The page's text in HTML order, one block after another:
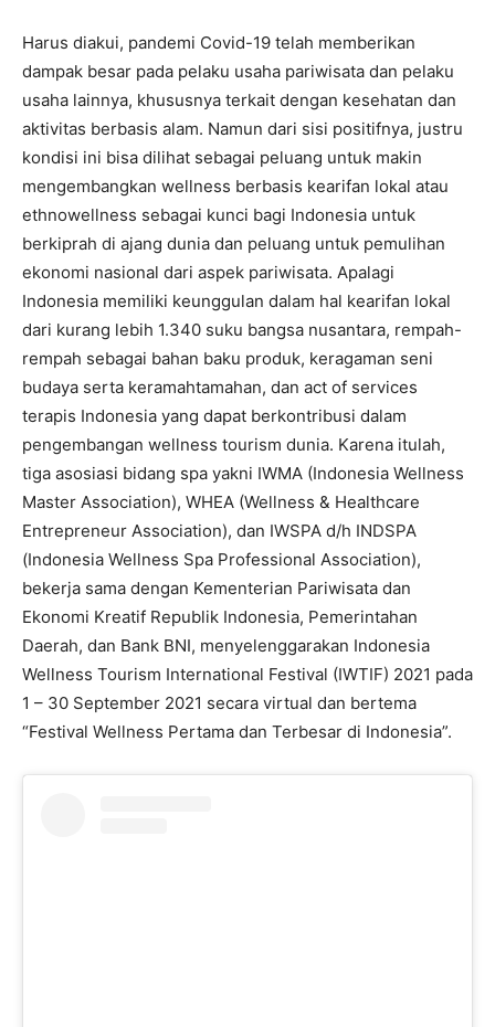
Harus diakui, pandemi Covid-19 telah memberikan
dampak besar pada pelaku usaha pariwisata dan pelaku
usaha lainnya, khususnya terkait dengan kesehatan dan
aktivitas berbasis alam. Namun dari sisi positifnya, justru
kondisi ini bisa dilihat sebagai peluang untuk makin
mengembangkan wellness berbasis kearifan lokal atau
ethnowellness sebagai kunci bagi Indonesia untuk
berkiprah di ajang dunia dan peluang untuk pemulihan
ekonomi nasional dari aspek pariwisata. Apalagi
Indonesia memiliki keunggulan dalam hal kearifan lokal
dari kurang lebih 1.340 suku bangsa nusantara, rempah-
rempah sebagai bahan baku produk, keragaman seni
budaya serta keramahtamahan, dan act of services
terapis Indonesia yang dapat berkontribusi dalam
pengembangan wellness tourism dunia. Karena itulah,
tiga asosiasi bidang spa yakni IWMA (Indonesia Wellness
Master Association), WHEA (Wellness & Healthcare
Entrepreneur Association), dan IWSPA d/h INDSPA
(Indonesia Wellness Spa Professional Association),
bekerja sama dengan Kementerian Pariwisata dan
Ekonomi Kreatif Republik Indonesia, Pemerintahan
Daerah, dan Bank BNI, menyelenggarakan Indonesia
Wellness Tourism International Festival (IWTIF) 2021 pada
1 – 30 September 2021 secara virtual dan bertema
“Festival Wellness Pertama dan Terbesar di Indonesia”.